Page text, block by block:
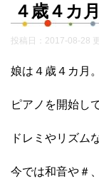
４歳４カ月
投稿日：2017-08-28
娘は４歳４カ月。
ピアノを開始し
ドレミやリズム
今では和音や＃